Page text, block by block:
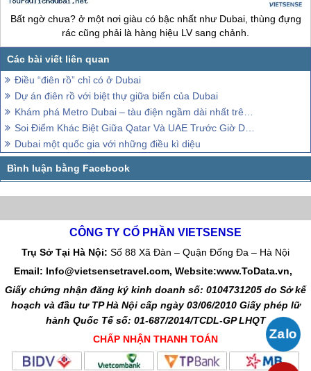
Bất ngờ chưa? ở một nơi giàu có bậc nhất như Dubai, thùng đựng
rác cũng phải là hàng hiệu LV sang chảnh.
Điều “điên rồ” chỉ có ở Dubai
Dự án điên rồ với biệt thự giữa biển của Dubai
Khám phá Metro Dubai – tàu điện ngầm dài nhất trên thế giới
Soi Điểm Khác Biệt Giữa Qatar Và UAE Trước Giờ Diễn Ra Trận Bán Kết Asian Cup 2019
Dubai một quốc gia với những điều kì diệu
CÔNG TY CỔ PHẦN VIETSENSE
Trụ Sở Tại Hà Nội: Số 88 Xã Đàn – Quận Đống Đa – Hà Nội
Email: Info@vietsensetravel.com, Website:www.ToData.vn,
Giấy chứng nhận đăng ký kinh doanh số: 0104731205 do Sở kế
hoạch và đầu tư TP Hà Nội cấp ngày 03/06/2010 Giấy phép lữ
hành Quốc Tế số: 01-687/2014/TCDL-GP LHQT
CHẤP NHẬN THANH TOÁN